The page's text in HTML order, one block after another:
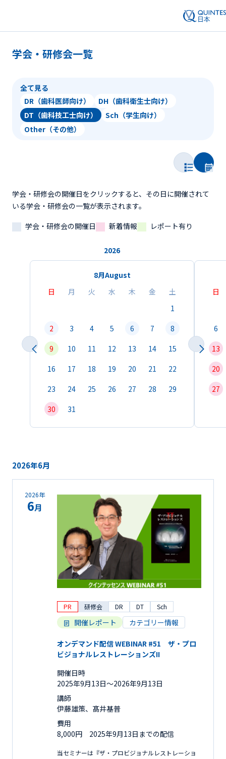
学会・研修会一覧
全て見る
DR（歯科医師向け）
DH（歯科衛生士向け）
DT（歯科技工士向け）
Sch（学生向け）
Other（その他）
学会・研修会の開催日をクリックすると、その日に開催されて
いる学会・研修会の一覧が表示されます。
学会・研修会の開催日
新着情報 レポート有り
2026
8月August
日
月 火 水 木 金
土
1
2
3 4 5 6 7
8
9
10 11 12 13 14
15
16
17 18 19 20 21
22
23
24 25 26 27 28
29
30
31
日
6
13
20
27
2026年6月
2026年
6月
PR 研修会 DR DT Sch
開催レポート カテゴリー情報
オンデマンド配信 WEBINAR #51 ザ・プロ
ビジョナルレストレーションズII
開催日時
2025年9月13日〜2026年9月13日
講師
伊藤雄策、髙井基普
費用
8,000円 2025年9月13日までの配信
当セミナーは『ザ・プロビジョナルレストレーショ